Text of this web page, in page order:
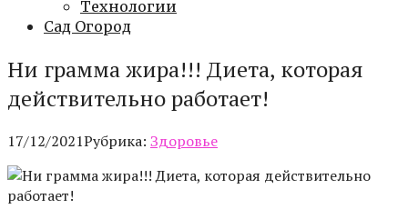
Технологии
Сад Огород
Ни грамма жира!!! Диета, которая
действительно работает!
17/12/2021Рубрика: Здоровье